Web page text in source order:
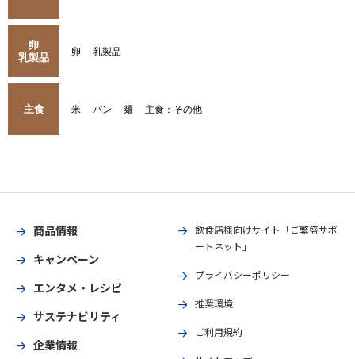
卵
乳製品
卵 乳製品
主食 米 パン 麺 主食：その他
商品情報
キャンペーン
エンタメ・レシピ
サステナビリティ
企業情報
飲食店様向けサイト「ご繁盛サポ
ートネット」
プライバシーポリシー
推奨環境
ご利用規約